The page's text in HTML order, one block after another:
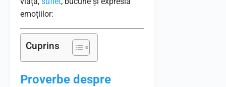
emoțiilor:
Cuprins
Proverbe despre